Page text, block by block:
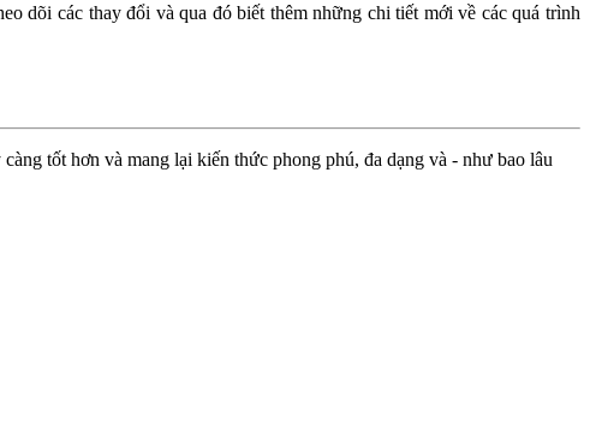
dõi các thay đổi và qua đó biết thêm những chi tiết mới về các quá trình
tốt hơn và mang lại kiến thức phong phú, đa dạng và - như bao lâu